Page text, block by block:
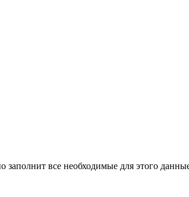
заполнит все необходимые для этого